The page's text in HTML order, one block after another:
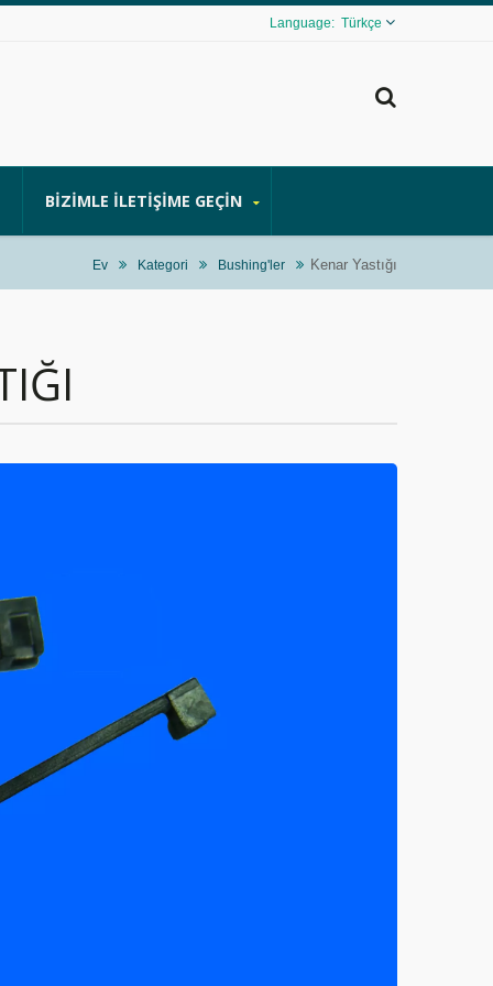
Türkçe
BIZIMLE İLETIŞIME GEÇIN
Ev Kategori Bushing'ler Kenar Yastığı